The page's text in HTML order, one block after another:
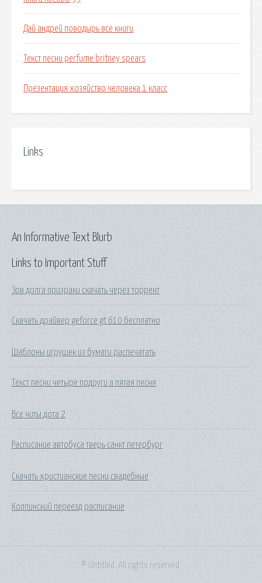
Дай андрей поводырь все книги
Текст песни perfume britney spears
Презентация хозяйство человека 1 класс
Links
Links to Important Stuff
Зов долга призраки скачать через торрент
Скачать драйвер geforce gt 610 бесплатно
Шаблоны игрушек из бумаги распечатать
Текст песни четыре подруги а пятая песня
Все читы дота 2
Расписание автобуса тверь санкт петербург
Скачать христианские песни свадебные
Колпинский переезд расписание
An Informative Text Blurb
© Untitled. All rights reserved.